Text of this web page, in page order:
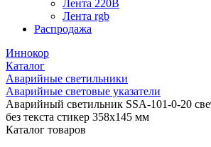
Лента 220В
Лента rgb
Распродажа
Иннокор
Каталог
Аварийные светильники
Аварийные световые указатели
Аварийный светильник SSA-101-0-20
без текста стикер 358х145 мм
Каталог товаров